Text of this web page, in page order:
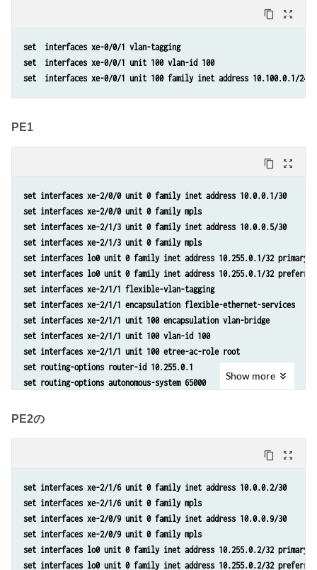
content_copy zoom_out_map
set  interfaces xe-0/0/1 vlan-tagging
set  interfaces xe-0/0/1 unit 100 vlan-id 100
set  interfaces xe-0/0/1 unit 100 family inet address 10.100.0.1/24
PE1
content_copy zoom_out_map
set interfaces xe-2/0/0 unit 0 family inet address 10.0.0.1/30
set interfaces xe-2/0/0 unit 0 family mpls
set interfaces xe-2/1/3 unit 0 family inet address 10.0.0.5/30
set interfaces xe-2/1/3 unit 0 family mpls
set interfaces lo0 unit 0 family inet address 10.255.0.1/32 primary
set interfaces lo0 unit 0 family inet address 10.255.0.1/32 preferred
set interfaces xe-2/1/1 flexible-vlan-tagging
set interfaces xe-2/1/1 encapsulation flexible-ethernet-services
set interfaces xe-2/1/1 unit 100 encapsulation vlan-bridge
set interfaces xe-2/1/1 unit 100 vlan-id 100
set interfaces xe-2/1/1 unit 100 etree-ac-role root
set routing-options router-id 10.255.0.1
set routing-options autonomous-system 65000
set protocols mpls interface fxp0.0 disable
set protocols bgp group evpn neighbor 10.255.0.2
set protocols bgp group evpn neighbor 10.255.0.3
set protocols ospf area 0.0.0.0 interface all
set protocols ospf area 0.0.0.0 interface fxp0.0 disable
set protocols ldp interface all
Show more
PE2の
content_copy zoom_out_map
set interfaces xe-2/1/6 unit 0 family inet address 10.0.0.2/30
set interfaces xe-2/1/6 unit 0 family mpls
set interfaces xe-2/0/9 unit 0 family inet address 10.0.0.9/30
set interfaces xe-2/0/9 unit 0 family mpls
set interfaces lo0 unit 0 family inet address 10.255.0.2/32 primary
set interfaces lo0 unit 0 family inet address 10.255.0.2/32 preferred